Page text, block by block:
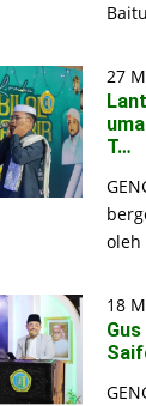
27
T…
18